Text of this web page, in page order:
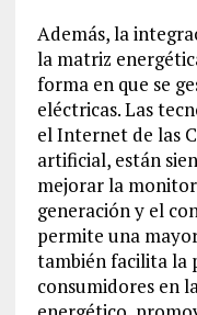
Además, la
la matriz
forma en que se
eléctricas. Las
el Internet de las
artificial, están
mejorar la
generación y el
permite una
también facilita la
consumidores en